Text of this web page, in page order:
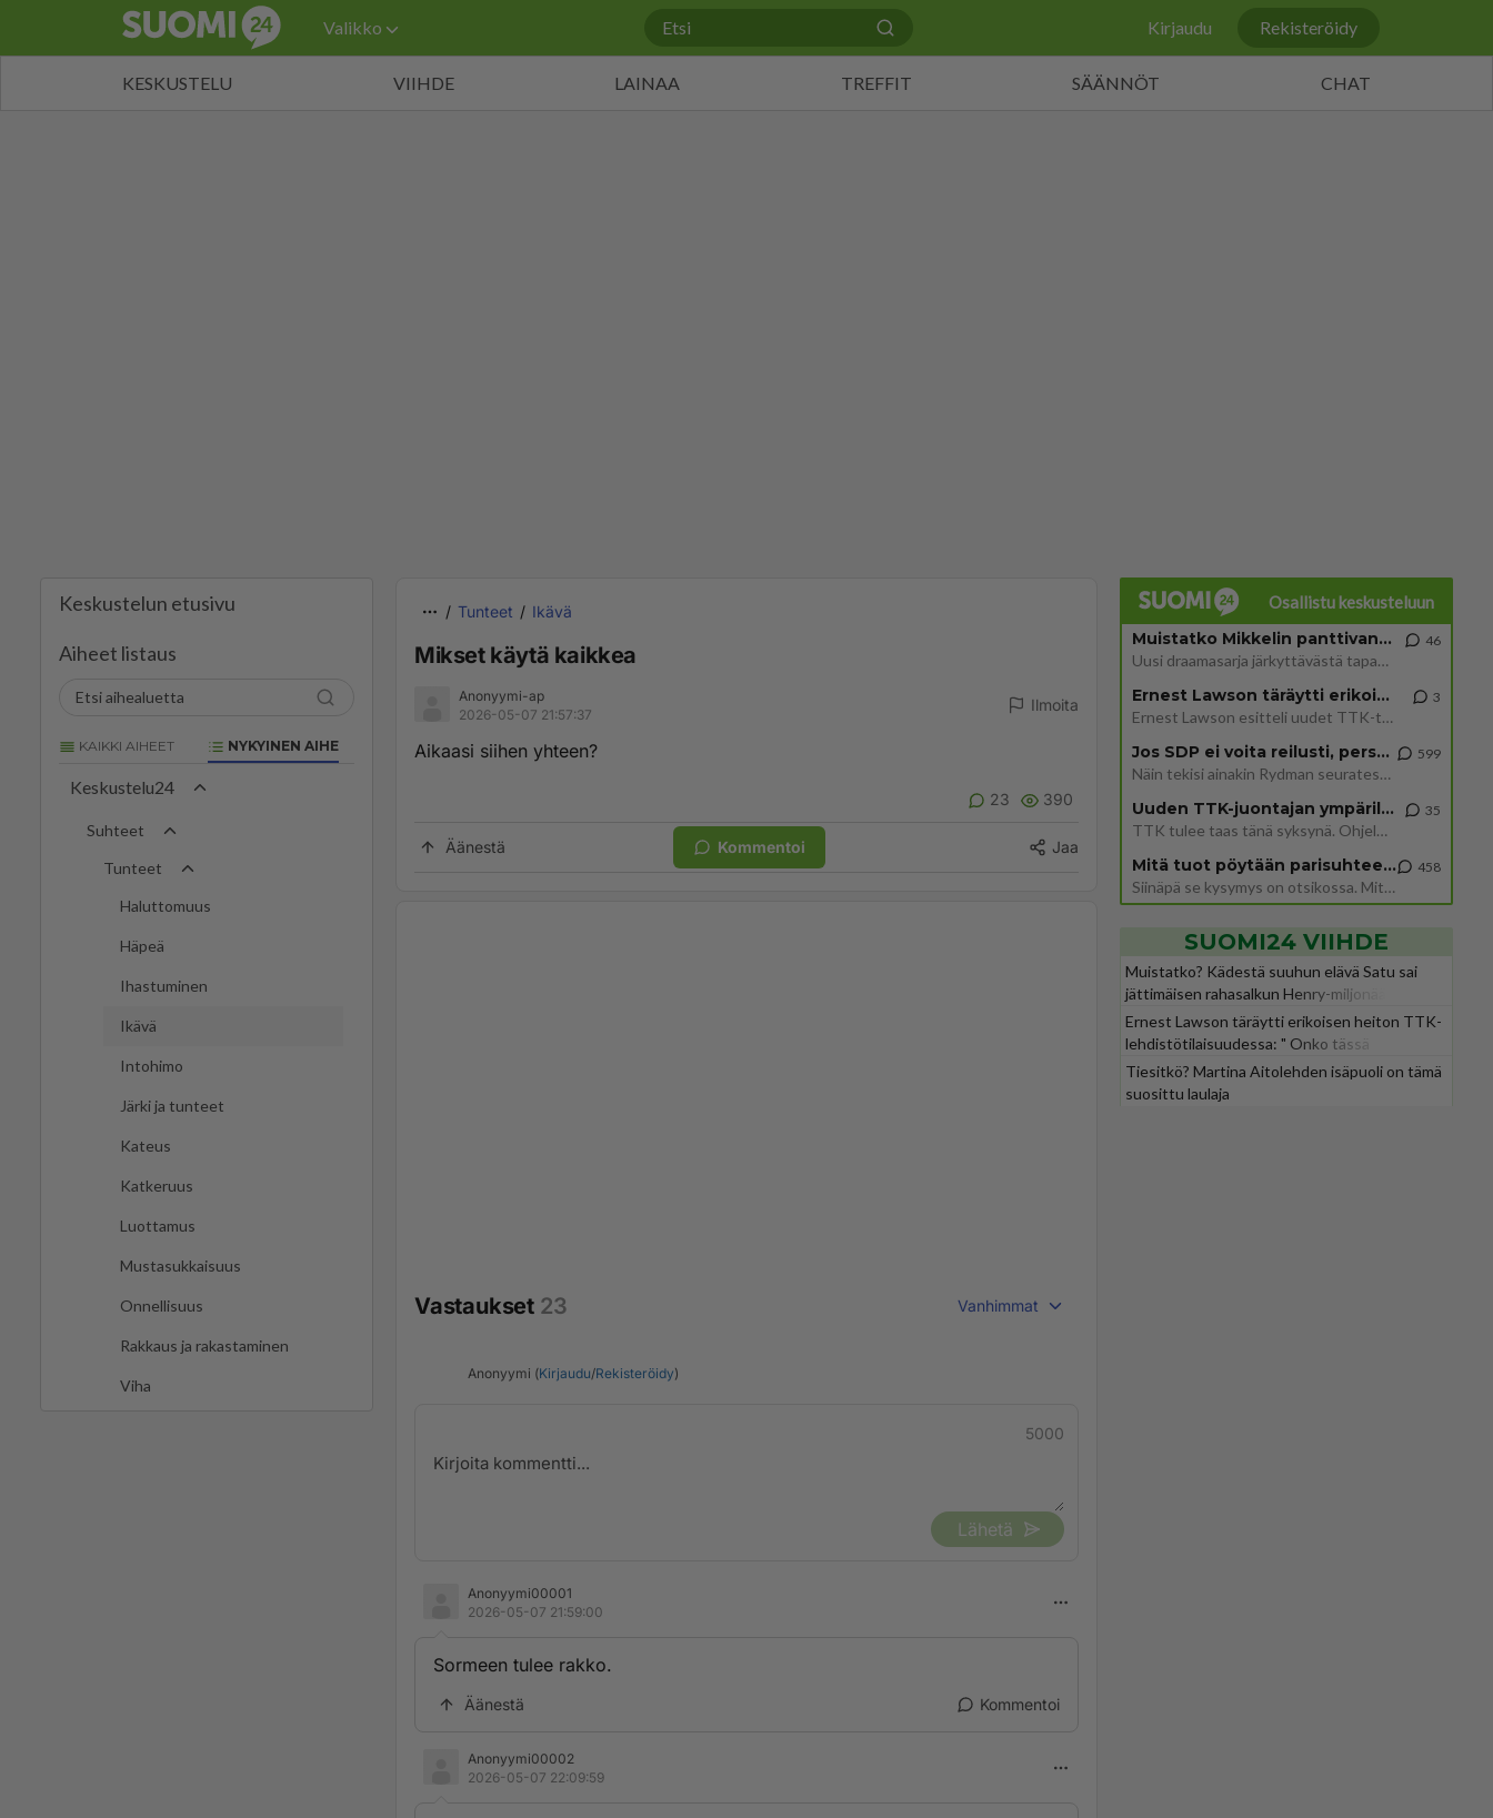
Valikko Kirjaudu Rekisteröidy
KESKUSTELU VIIHDE LAINAA TREFFIT SÄÄNNÖT CHAT
Keskustelun etusivu
Aiheet listaus
KAIKKI AIHEET NYKYINEN AIHE
Keskustelu24
Suhteet
Tunteet
Haluttomuus
Häpeä
Ihastuminen
Ikävä
Intohimo
Järki ja tunteet
Kateus
Katkeruus
Luottamus
Mustasukkaisuus
Onnellisuus
Rakkaus ja rakastaminen
Viha
Tunteet Ikävä
Mikset käytä kaikkea
Anonyymi-ap
2026-05-07 21:57:37
Ilmoita
Aikaasi siihen yhteen?
23 390
Äänestä Kommentoi Jaa
Vastaukset 23 Vanhimmat
Anonyymi (Kirjaudu/Rekisteröidy)
5000
Lähetä
Anonyymi00001
2026-05-07 21:59:00
Sormeen tulee rakko.
Äänestä Kommentoi
Anonyymi00002
2026-05-07 22:09:59
Osallistu keskusteluun
Muistatko Mikkelin panttivankidraaman?
Uusi draamasarja järkyttävästä tapauksesta on tulossa. Tositapahtumiin perustuva sarja ammentaa vuoden 1986 Mikkelin pan
46
Ernest Lawson täräytti erikoisen heiton TTK-lehdistötilaisuudessa: " Onko tässä tarkoituksena...?"
Ernest Lawson esitteli uudet TTK-tähtioppilaat ja opettajat torstaina 6.8. lehdistölle. Tulevalla kaudella on yksi hausk
3
Jos SDP ei voita reilusti, persut kumoavat demokratian Suomesta
Näin tekisi ainakin Rydman seuratessaan idolinsa Trumpin mallia https://www.is.fi/politiikka/art-2000012187244.html
599
Uuden TTK-juontajan ympärillä epätietoisuus sakenee - Nyt MTV hämmentää soppaa
TTK tulee taas tänä syksynä. Ohjelman uudet tähtioppilaat julkistetaan torstaina 6. elokuuta klo 14 alkavassa lehdistö
35
Mitä tuot pöytään parisuhteessa?
Siinäpä se kysymys on otsikossa. Mitäpä siis tuot/toisit pöytään parisuhteessa? Oletko mies vai nainen? Koetko sen mitä
458
SUOMI24 VIIHDE
Muistatko? Kädestä suuhun elävä Satu sai
jättimäisen rahasalkun Henry-miljonääriltä
Ernest Lawson täräytti erikoisen heiton TTK-
lehdistötilaisuudessa: " Onko tässä
tarkoituksena...?"
Tiesitkö? Martina Aitolehden isäpuoli on tämä
suosittu laulaja